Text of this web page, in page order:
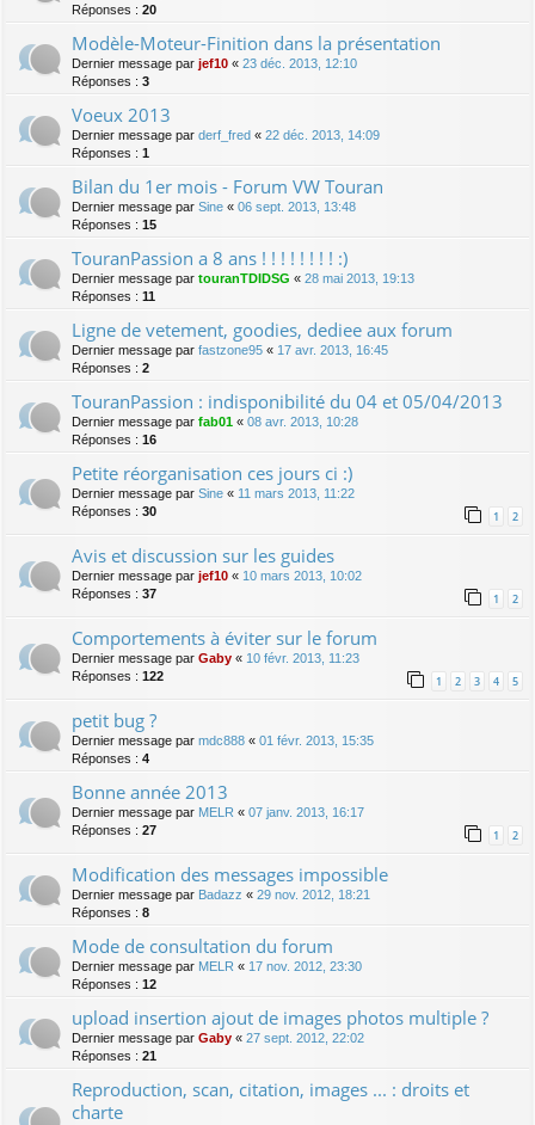
Réponses : 20
Modèle-Moteur-Finition dans la présentation
Dernier message par jef10 « 23 déc. 2013, 12:10
Réponses : 3
Voeux 2013
Dernier message par derf_fred « 22 déc. 2013, 14:09
Réponses : 1
Bilan du 1er mois - Forum VW Touran
Dernier message par Sine « 06 sept. 2013, 13:48
Réponses : 15
TouranPassion a 8 ans ! ! ! ! ! ! ! ! :)
Dernier message par touranTDIDSG « 28 mai 2013, 19:13
Réponses : 11
Ligne de vetement, goodies, dediee aux forum
Dernier message par fastzone95 « 17 avr. 2013, 16:45
Réponses : 2
TouranPassion : indisponibilité du 04 et 05/04/2013
Dernier message par fab01 « 08 avr. 2013, 10:28
Réponses : 16
Petite réorganisation ces jours ci :)
Dernier message par Sine « 11 mars 2013, 11:22
Réponses : 30 1 2
Avis et discussion sur les guides
Dernier message par jef10 « 10 mars 2013, 10:02
Réponses : 37 1 2
Comportements à éviter sur le forum
Dernier message par Gaby « 10 févr. 2013, 11:23
Réponses : 122 1 2 3 4 5
petit bug ?
Dernier message par mdc888 « 01 févr. 2013, 15:35
Réponses : 4
Bonne année 2013
Dernier message par MELR « 07 janv. 2013, 16:17
Réponses : 27 1 2
Modification des messages impossible
Dernier message par Badazz « 29 nov. 2012, 18:21
Réponses : 8
Mode de consultation du forum
Dernier message par MELR « 17 nov. 2012, 23:30
Réponses : 12
upload insertion ajout de images photos multiple ?
Dernier message par Gaby « 27 sept. 2012, 22:02
Réponses : 21
Reproduction, scan, citation, images ... : droits et
charte